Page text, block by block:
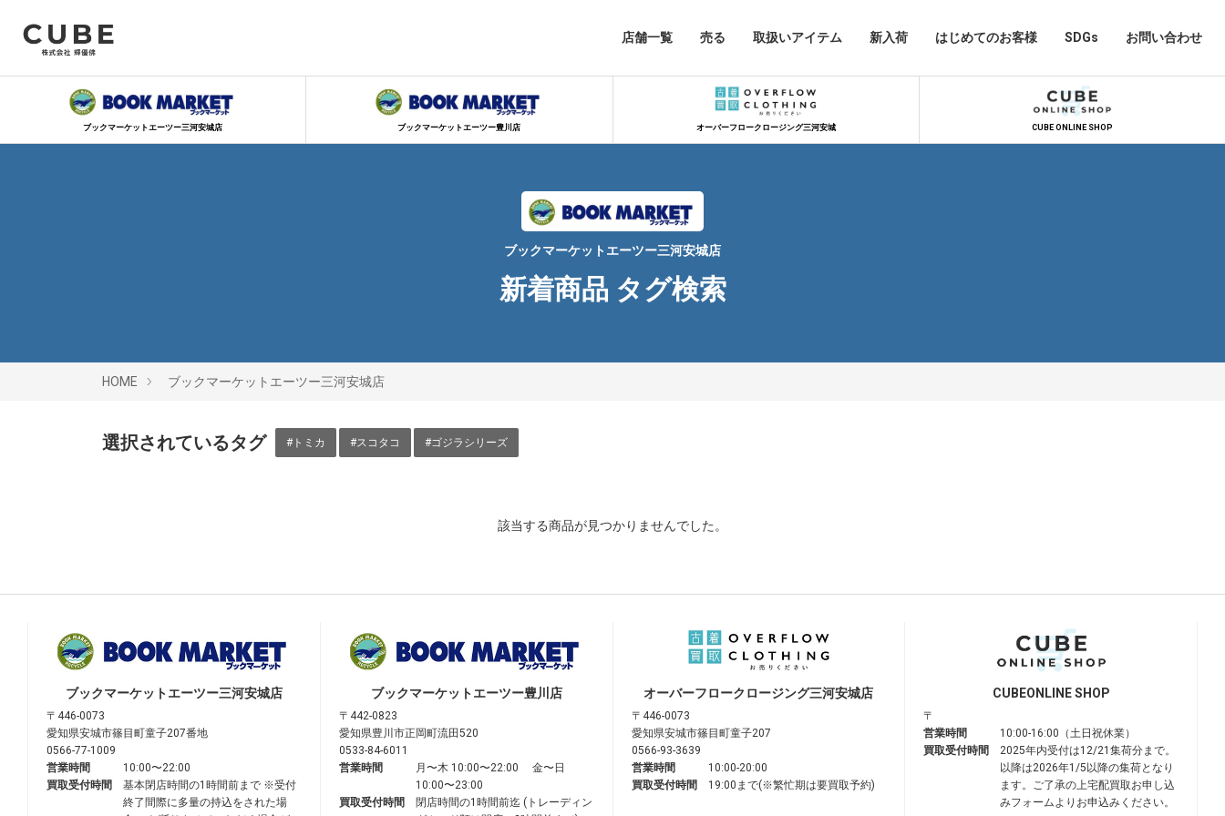
店舗一覧 売る 取扱いアイテム 新入荷 はじめてのお客様 SDGs お問い合わせ
ブックマーケットエーツー三河安城店 ブックマーケットエーツー豊川店 オーバーフロークロージング三河安城 CUBE ONLINE SHOP
ブックマーケットエーツー三河安城店
新着商品 タグ検索
HOME ブックマーケットエーツー三河安城店
選択されているタグ #トミカ #スコタコ #ゴジラシリーズ
該当する商品が見つかりませんでした。
ブックマーケットエーツー三河安城店
〒446-0073
愛知県安城市篠目町童子207番地
0566-77-1009
営業時間
10:00〜22:00
買取受付時間
基本閉店時間の1時間前まで ※受付
終了間際に多量の持込をされた場
ブックマーケットエーツー豊川店
〒442-0823
愛知県豊川市正岡町流田520
0533-84-6011
営業時間
月〜木 10:00〜22:00 金〜日
10:00〜23:00
買取受付時間
閉店時間の1時間前迄 (トレーディン
オーバーフロークロージング三河安城店
〒446-0073
愛知県安城市篠目町童子207
0566-93-3639
営業時間
10:00-20:00
買取受付時間
19:00まで(※繁忙期は要買取予約)
CUBEONLINE SHOP
〒
営業時間
10:00-16:00（土日祝休業）
買取受付時間
2025年内受付は12/21集荷分まで。
以降は2026年1/5以降の集荷となり
ます。ご了承の上宅配買取お申し込
みフォームよりお申込みください。